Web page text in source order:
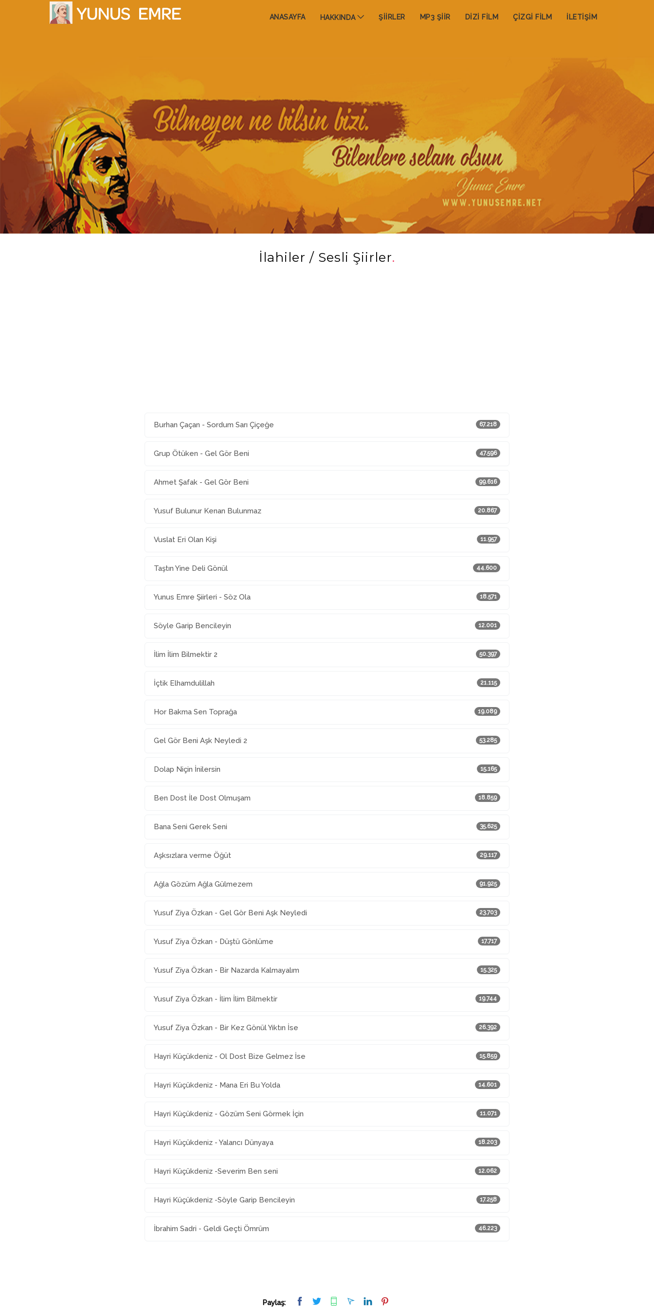
ANASAYFA HAKKINDA ŞİİRLER MP3 ŞİİR DİZİ FİLM ÇİZGİ FİLM İLETİŞİM
İlahiler / Sesli Şiirler
Burhan Çaçan - Sordum Sarı Çiçeğe 67.218
Grup Ötüken - Gel Gör Beni 47.596
Ahmet Şafak - Gel Gör Beni 99.616
Yusuf Bulunur Kenan Bulunmaz 20.867
Vuslat Eri Olan Kişi 11.957
Taştın Yine Deli Gönül 44.600
Yunus Emre Şiirleri - Söz Ola 18.571
Söyle Garip Bencileyin 12.001
İlim İlim Bilmektir 2 50.397
İçtik Elhamdulillah 21.115
Hor Bakma Sen Toprağa 19.089
Gel Gör Beni Aşk Neyledi 2 53.285
Dolap Niçin İnilersin 15.165
Ben Dost İle Dost Olmuşam 18.859
Bana Seni Gerek Seni 35.625
Aşksızlara verme Öğüt 29.117
Ağla Gözüm Ağla Gülmezem 91.925
Yusuf Ziya Özkan - Gel Gör Beni Aşk Neyledi 23.703
Yusuf Ziya Özkan - Düştü Gönlüme 17.717
Yusuf Ziya Özkan - Bir Nazarda Kalmayalım 15.325
Yusuf Ziya Özkan - İlim İlim Bilmektir 19.744
Yusuf Ziya Özkan - Bir Kez Gönül Yıktın İse 26.392
Hayri Küçükdeniz - Ol Dost Bize Gelmez İse 15.859
Hayri Küçükdeniz - Mana Eri Bu Yolda 14.601
Hayri Küçükdeniz - Gözüm Seni Görmek İçin 11.071
Hayri Küçükdeniz - Yalancı Dünyaya 18.203
Hayri Küçükdeniz -Severim Ben seni 12.062
Hayri Küçükdeniz -Söyle Garip Bencileyin 17.258
İbrahim Sadri - Geldi Geçti Ömrüm 46.223
Paylaş: